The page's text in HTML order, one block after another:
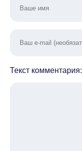
Текст комментария: